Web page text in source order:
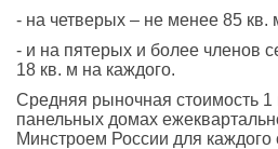
- на четверых – не менее 85 кв.
- и на пятерых и более членов
18 кв. м на каждого.
Средняя рыночная стоимость
панельных домах
Минстроем России для каждого